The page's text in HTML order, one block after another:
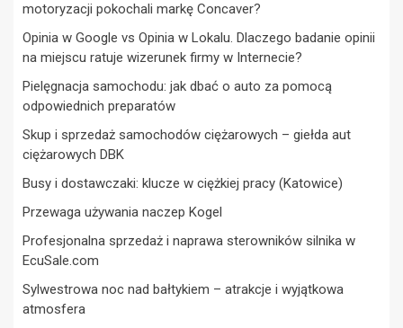
motoryzacji pokochali markę Concaver?
Opinia w Google vs Opinia w Lokalu. Dlaczego badanie opinii
na miejscu ratuje wizerunek firmy w Internecie?
Pielęgnacja samochodu: jak dbać o auto za pomocą
odpowiednich preparatów
Skup i sprzedaż samochodów ciężarowych – giełda aut
ciężarowych DBK
Busy i dostawczaki: klucze w ciężkiej pracy (Katowice)
Przewaga używania naczep Kogel
Profesjonalna sprzedaż i naprawa sterowników silnika w
EcuSale.com
Sylwestrowa noc nad bałtykiem – atrakcje i wyjątkowa
atmosfera